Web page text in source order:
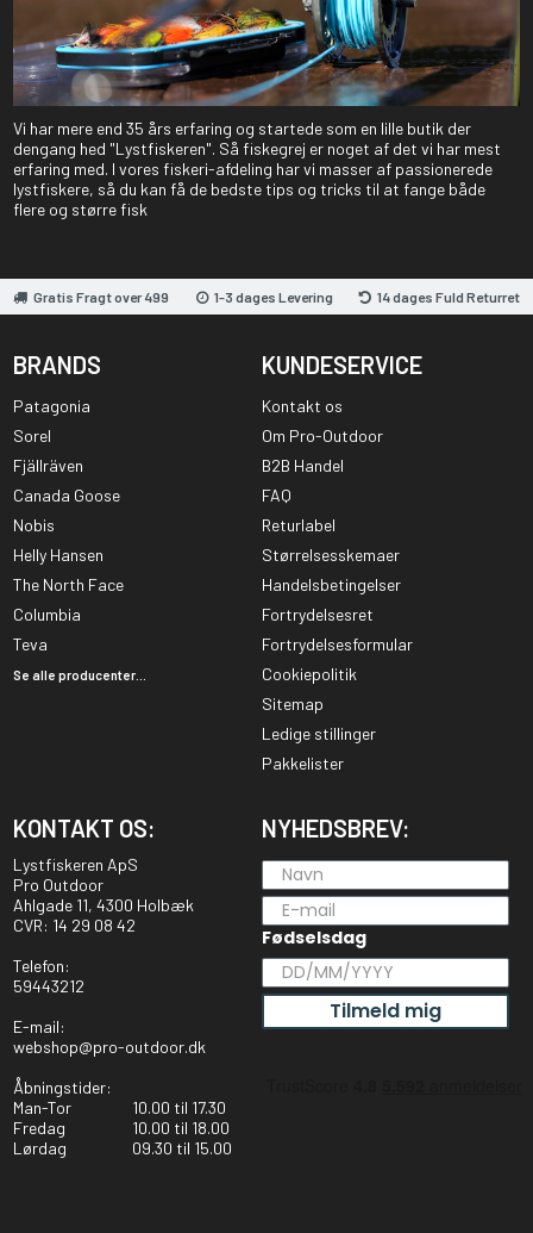
Vi har mere end 35 års erfaring og startede som en lille butik der
dengang hed "Lystfiskeren". Så fiskegrej er noget af det vi har mest
erfaring med. I vores fiskeri-afdeling har vi masser af passionerede
lystfiskere, så du kan få de bedste tips og tricks til at fange både
flere og større fisk
Gratis Fragt over 499 1-3 dages Levering 14 dages Fuld Returret
BRANDS
Patagonia
Sorel
Fjällräven
Canada Goose
Nobis
Helly Hansen
The North Face
Columbia
Teva
Se alle producenter...
KUNDESERVICE
Kontakt os
Om Pro-Outdoor
B2B Handel
FAQ
Returlabel
Størrelsesskemaer
Handelsbetingelser
Fortrydelsesret
Fortrydelsesformular
Cookiepolitik
Sitemap
Ledige stillinger
Pakkelister
KONTAKT OS:
Lystfiskeren ApS
Pro Outdoor
Ahlgade 11, 4300 Holbæk
CVR: 14 29 08 42
Telefon:
59443212
E-mail:
webshop@pro-outdoor.dk
Åbningstider:
Man-Tor
10.00 til 17.30
Fredag
10.00 til 18.00
Lørdag
09.30 til 15.00
NYHEDSBREV:
Fødselsdag
Tilmeld mig